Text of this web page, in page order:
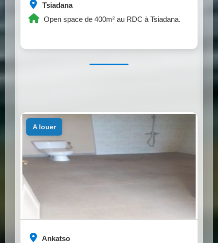
Tsiadana
Open space de 400m² au RDC à Tsiadana.
Ankatso
a louer